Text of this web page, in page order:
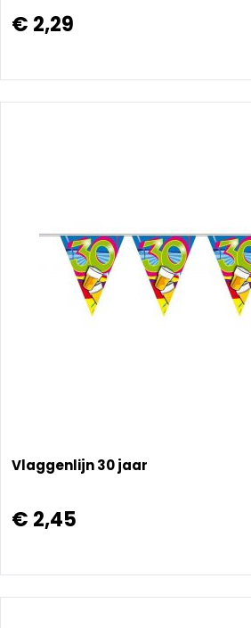
€ 2,29
Vlaggenlijn 30 jaar
€ 2,45